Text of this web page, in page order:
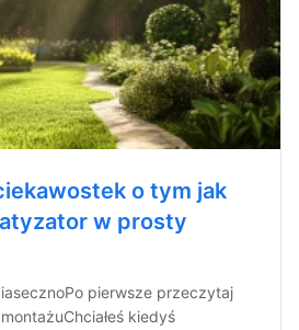
o tym jak
w prosty
pierwsze przeczytaj
kiedyś